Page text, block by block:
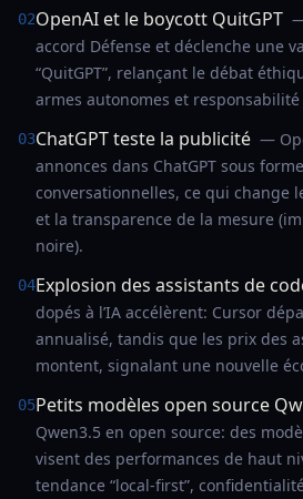
02OpenAI et le boycott QuitGPT
accord Défense et déclenche une
“QuitGPT”, relançant le débat
armes autonomes et
03ChatGPT teste la publicité —
annonces dans ChatGPT sous
conversationnelles, ce qui change
et la transparence de la mesure
noire).
04Explosion des assistants de
dopés à l’IA accélèrent: Cursor
annualisé, tandis que les prix des
montent, signalant une nouvelle
05Petits modèles open source
Qwen3.5 en open source: des
visent des performances de haut
tendance “local-first”,